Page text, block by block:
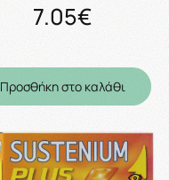
7.05€
Προσθήκη στο καλάθι